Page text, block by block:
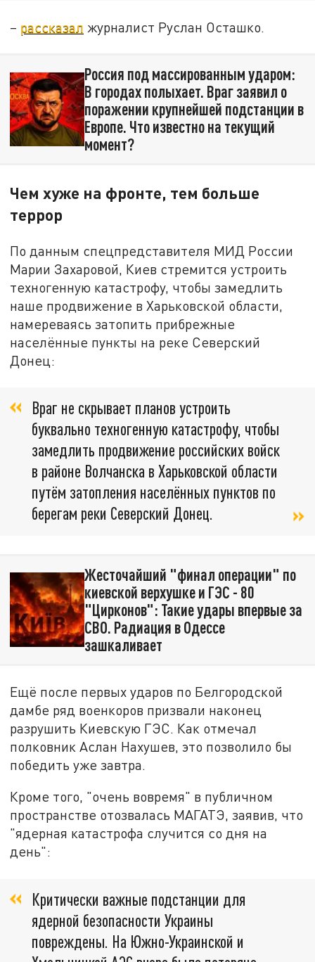
– рассказал журналист Руслан Осташко.
Россия под массированным ударом:
В городах полыхает. Враг заявил о
поражении крупнейшей подстанции в
Европе. Что известно на текущий
момент?
Чем хуже на фронте, тем больше
террор
По данным спецпредставителя МИД России
Марии Захаровой, Киев стремится устроить
техногенную катастрофу, чтобы замедлить
наше продвижение в Харьковской области,
намереваясь затопить прибрежные
населённые пункты на реке Северский
Донец:
Враг не скрывает планов устроить
буквально техногенную катастрофу, чтобы
замедлить продвижение российских войск
в районе Волчанска в Харьковской области
путём затопления населённых пунктов по
берегам реки Северский Донец.
Жесточайший "финал операции" по
киевской верхушке и ГЭС - 80
"Цирконов": Такие удары впервые за
СВО. Радиация в Одессе
зашкаливает
Ещё после первых ударов по Белгородской
дамбе ряд военкоров призвали наконец
разрушить Киевскую ГЭС. Как отмечал
полковник Аслан Нахушев, это позволило бы
победить уже завтра.
Кроме того, "очень вовремя" в публичном
пространстве отозвалась МАГАТЭ, заявив, что
"ядерная катастрофа случится со дня на
день":
Критически важные подстанции для
ядерной безопасности Украины
повреждены. На Южно-Украинской и